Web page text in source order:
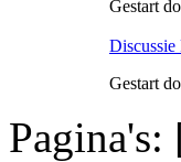
Gestart
Gestart
Pagina's: